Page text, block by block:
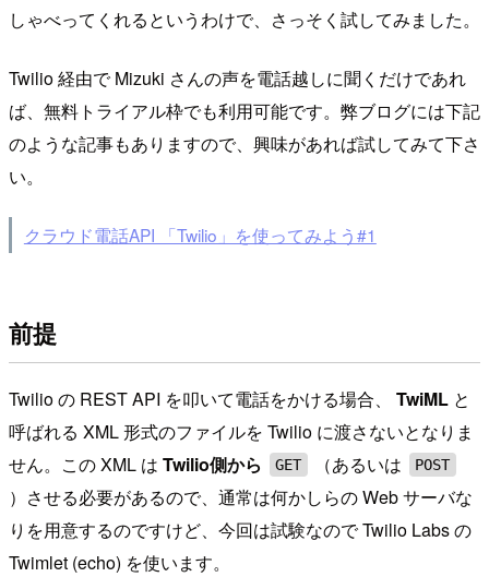
しゃべってくれるというわけで、さっそく試してみました。
Twilio 経由で Mizuki さんの声を電話越しに聞くだけであれ
ば、無料トライアル枠でも利用可能です。弊ブログには下記
のような記事もありますので、興味があれば試してみて下さ
い。
クラウド電話API 「Twilio」を使ってみよう#1
前提
Twilio の REST API を叩いて電話をかける場合、 TwiML と
呼ばれる XML 形式のファイルを Twilio に渡さないとなりま
せん。この XML は Twilio側から GET （あるいは POST
）させる必要があるので、通常は何かしらの Web サーバな
りを用意するのですけど、今回は試験なので Twilio Labs の
Twimlet (echo) を使います。